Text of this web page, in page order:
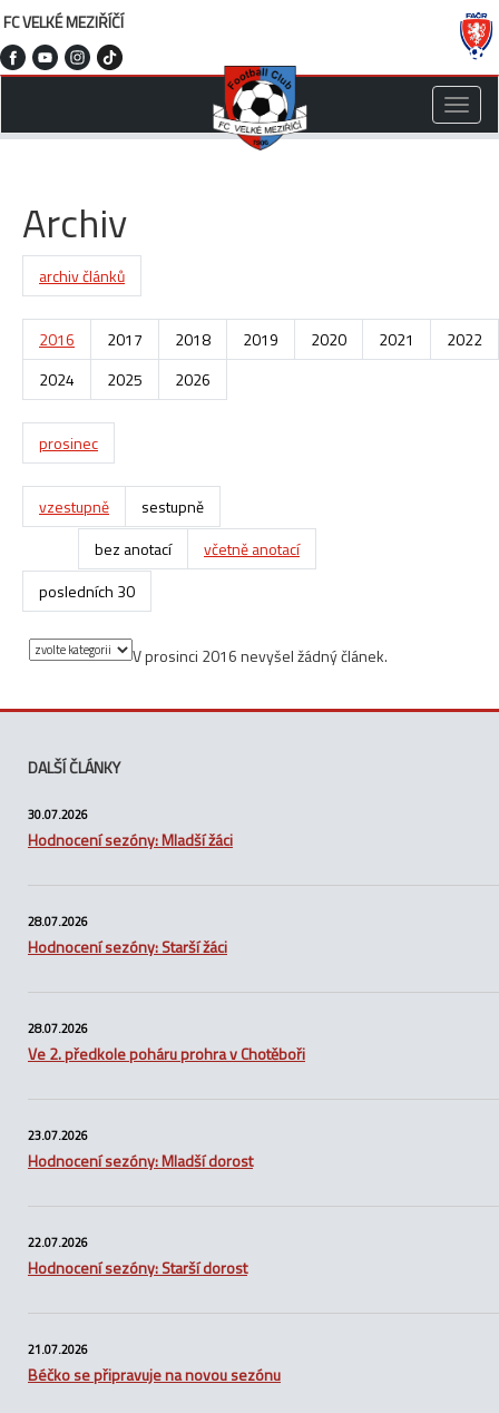
FC VELKÉ MEZIŘÍČÍ
Toggle
Archiv
archiv článků
2016 2017 2018 2019 2020 2021
2022
2024
2025 2026
prosinec
vzestupně
sestupně
bez anotací
včetně anotací
posledních 30
V prosinci 2016 nevyšel žádný článek.
DALŠÍ ČLÁNKY
30.07.2026
Hodnocení sezóny: Mladší žáci
28.07.2026
Hodnocení sezóny: Starší žáci
28.07.2026
Ve 2. předkole poháru prohra v Chotěboři
23.07.2026
Hodnocení sezóny: Mladší dorost
22.07.2026
Hodnocení sezóny: Starší dorost
21.07.2026
Béčko se připravuje na novou sezónu